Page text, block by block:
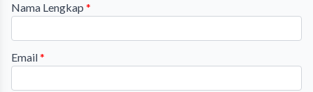
Nama Lengkap *
Email*